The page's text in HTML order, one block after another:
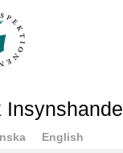
Insynshandel
English